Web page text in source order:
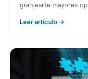
granjearte mayores
Leer artículo →